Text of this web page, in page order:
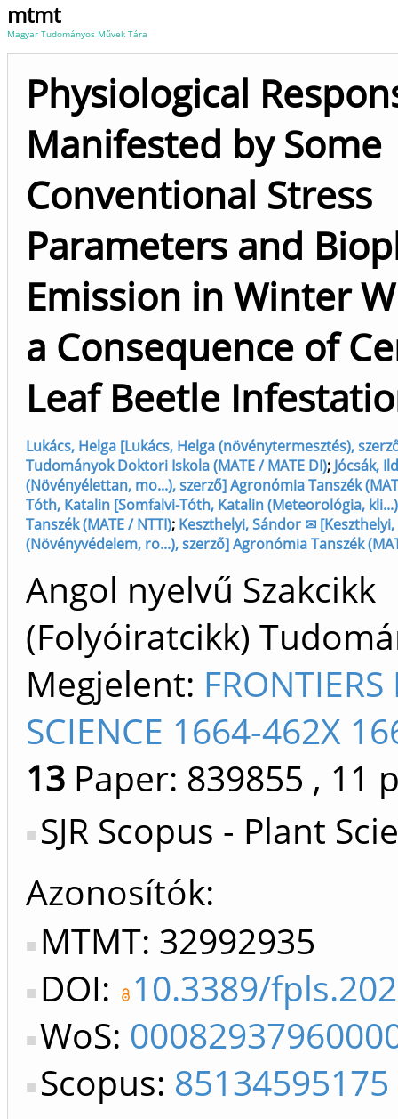
mtmt
Magyar Tudományos Művek Tára
Physiological
Manifested by Some
Conventional Stress
Parameters and
Emission in Winter
a Consequence of
Leaf Beetle
Lukács, Helga [Lukács, Helga (növénytermesztés),
Tudományok Doktori Iskola (MATE / MATE DI); Jócsák,
(Növényélettan, mo...), szerző] Agronómia Tanszék
Tóth, Katalin [Somfalvi-Tóth, Katalin (Meteorológia,
Tanszék (MATE / NTTI); Keszthelyi, Sándor ✉
(Növényvédelem, ro...), szerző] Agronómia Tanszék
Angol nyelvű Szakcikk
(Folyóiratcikk)
Megjelent:
SCIENCE 1664-462X
13 Paper: 839855 , 11
SJR Scopus - Plant
Azonosítók
MTMT: 32992935
DOI: 10.3389/
WoS:
Scopus: 85134595175